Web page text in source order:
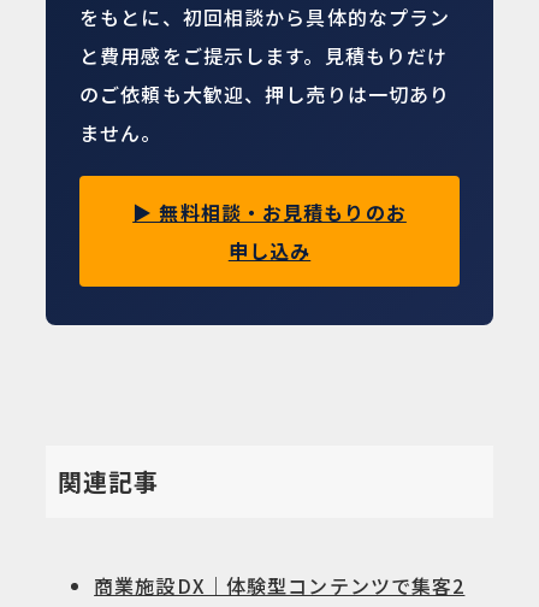
をもとに、初回相談から具体的なプラン
と費用感をご提示します。見積もりだけ
のご依頼も大歓迎、押し売りは一切あり
ません。
▶ 無料相談・お見積もりのお
申し込み
関連記事
商業施設DX｜体験型コンテンツで集客2